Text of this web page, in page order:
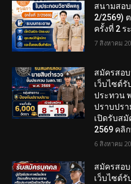
สนามสอ
2/2569)
ครั้งที่ 2 ร
7 สิงหาคม
สมัครสอ
เว็บไซต์
ประทวน
ปราบปรา
เปิดรับส
2569 คลิ
6 สิงหาคม
สมัครสอ
เว็บไซต์